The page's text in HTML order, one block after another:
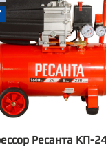
Ресанта КП-